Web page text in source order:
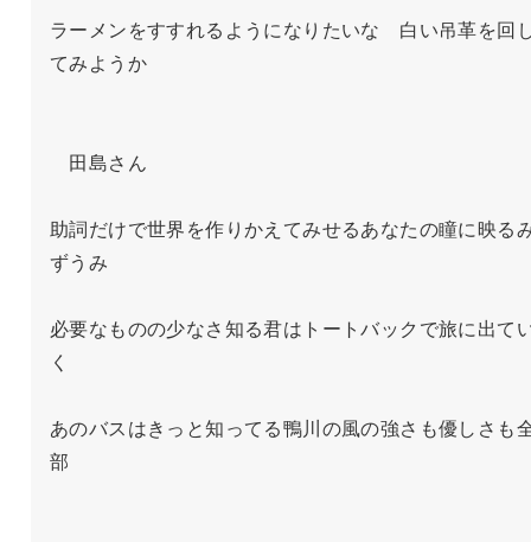
ラーメンをすすれるようになりたいな　白い吊革を回
てみようか
田島さん
助詞だけで世界を作りかえてみせるあなたの瞳に映る
ずうみ
必要なものの少なさ知る君はトートバックで旅に出て
く
あのバスはきっと知ってる鴨川の風の強さも優しさも
部